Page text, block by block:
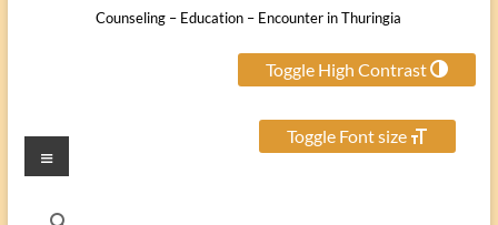
Counseling – Education – Encounter in Thuringia
Toggle High Contrast
Toggle Font size
Menu